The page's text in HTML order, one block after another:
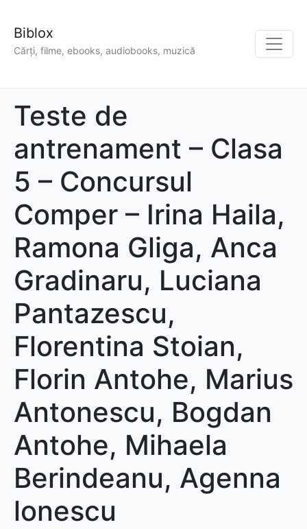
Biblox
Cărți, filme, ebooks, audiobooks, muzică
Teste de
antrenament – Clasa
5 – Concursul
Comper – Irina Haila,
Ramona Gliga, Anca
Gradinaru, Luciana
Pantazescu,
Florentina Stoian,
Florin Antohe, Marius
Antonescu, Bogdan
Antohe, Mihaela
Berindeanu, Agenna
lonescu